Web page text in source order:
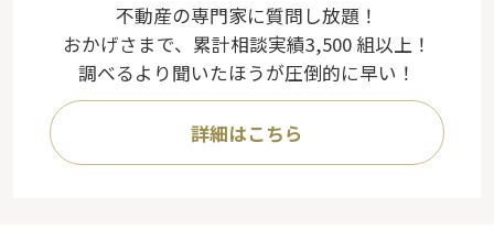
不動産の専門家に質問し放題！
おかげさまで、累計相談実績3,500 組以上！
調べるより聞いたほうが圧倒的に早い！
詳細はこちら